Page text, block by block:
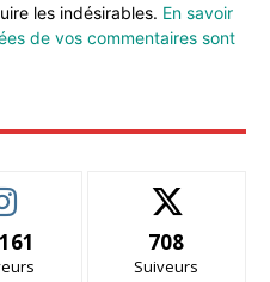
les indésirables. En savoir
de vos commentaires sont
708
Suiveurs